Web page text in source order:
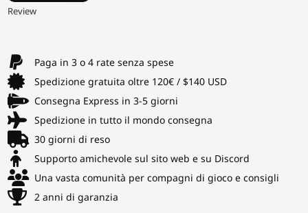
▶
Review
Paga in 3 o 4 rate senza spese
Spedizione gratuita oltre 120€ / $140 USD
Consegna Express in 3-5 giorni
Spedizione in tutto il mondo consegna
30 giorni di reso
Supporto amichevole sul sito web e su Discord
Una vasta comunità per compagni di gioco e consigli
2 anni di garanzia